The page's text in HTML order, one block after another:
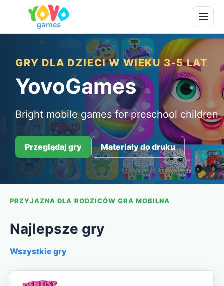
GRY DLA DZIECI W WIEKU 3-5 LAT
YovoGames
Bright mobile games for preschool children
Przeglądaj gry Materiały do druku
PRZYJAZNA DLA RODZICÓW GRA MOBILNA
Najlepsze gry
Wszystkie gry